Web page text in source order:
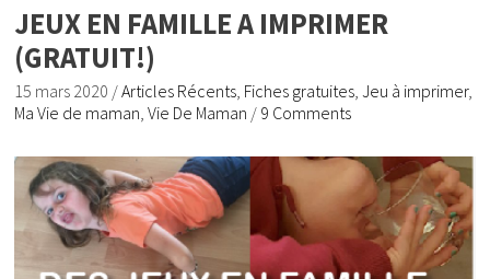
JEUX EN FAMILLE A IMPRIMER
(GRATUIT!)
15 mars 2020 /Articles Récents, Fiches gratuites,Jeu à imprimer,
Ma Vie de maman,Vie De Maman / 9 Comments